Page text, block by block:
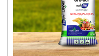
ကြီးထွားမှုကို တိုးမြင့်စေ
သင့်တော်တဲ့ Phosphorus
ဖွဲ့စည်းတည်ဆောက်မှုကို ပို၍
တယ်။ ဒါ့အပြင် ပန်းပွင့်ခြ